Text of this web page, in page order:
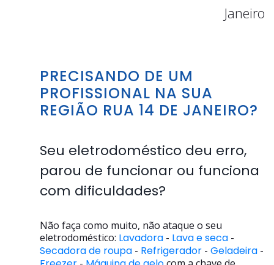
Janeiro
PRECISANDO DE UM
PROFISSIONAL NA SUA
REGIÃO RUA 14 DE JANEIRO?
Seu eletrodoméstico deu erro,
parou de funcionar ou funciona
com dificuldades?
Não faça como muito, não ataque o seu
eletrodoméstico: Lavadora - Lava e seca -
Secadora de roupa - Refrigerador - Geladeira -